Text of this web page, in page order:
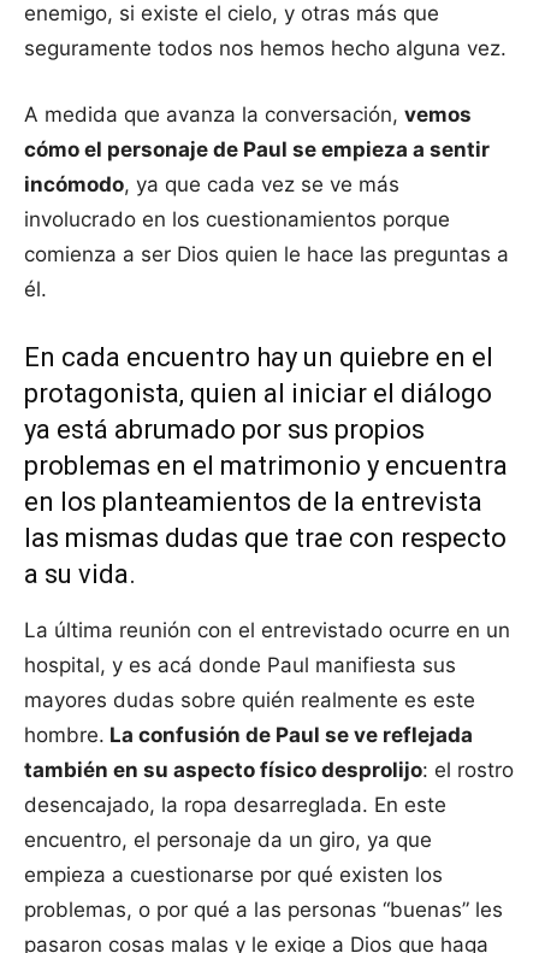
enemigo, si existe el cielo, y otras más que
seguramente todos nos hemos hecho alguna vez.
A medida que avanza la conversación, vemos
cómo el personaje de Paul se empieza a sentir
incómodo, ya que cada vez se ve más
involucrado en los cuestionamientos porque
comienza a ser Dios quien le hace las preguntas a
él.
En cada encuentro hay un quiebre en el
protagonista, quien al iniciar el diálogo
ya está abrumado por sus propios
problemas en el matrimonio y encuentra
en los planteamientos de la entrevista
las mismas dudas que trae con respecto
a su vida.
La última reunión con el entrevistado ocurre en un
hospital, y es acá donde Paul manifiesta sus
mayores dudas sobre quién realmente es este
hombre. La confusión de Paul se ve reflejada
también en su aspecto físico desprolijo: el rostro
desencajado, la ropa desarreglada. En este
encuentro, el personaje da un giro, ya que
empieza a cuestionarse por qué existen los
problemas, o por qué a las personas “buenas” les
pasaron cosas malas y le exige a Dios que haga